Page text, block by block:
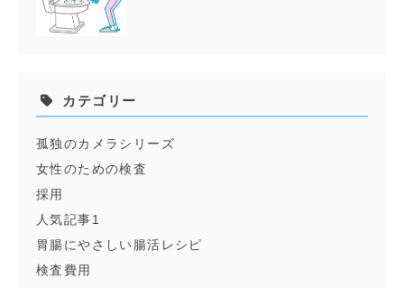
カテゴリー
孤独のカメラシリーズ
女性のための検査
採用
人気記事1
胃腸にやさしい腸活レシピ
検査費用